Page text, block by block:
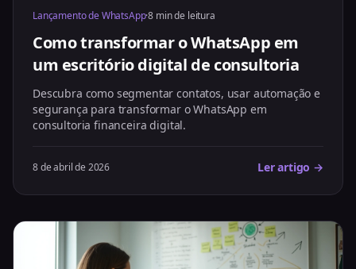
Lançamento de WhatsApp·8 min de leitura
Como transformar o WhatsApp em
um escritório digital de consultoria
Descubra como segmentar contatos, usar automação e
segurança para transformar o WhatsApp em
consultoria financeira digital.
8 de abril de 2026 Ler artigo →